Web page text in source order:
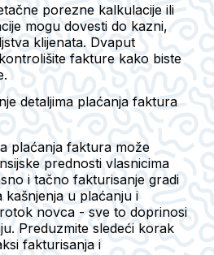
porezne kalkulacije ili
mogu dovesti do kazni,
klijenata. Dvaput
fakture kako biste
detaljima plaćanja faktura
plaćanja faktura može
prednosti vlasnicima
i tačno fakturisanje gradi
u plaćanju i
novca - sve to doprinosi
Preduzmite sledeći korak
fakturisanja i